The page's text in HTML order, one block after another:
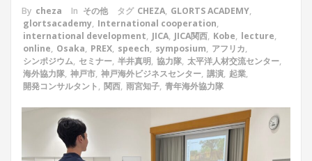
By cheza In その他 タグ CHEZA, GLORTS ACADEMY,
glortsacademy, International cooperation,
international development, JICA, JICA関西, Kobe, lecture,
online, Osaka, PREX, speech, symposium, アフリカ,
シンポジウム, セミナー, 半井真明, 協力隊, 太平洋人材交流センター,
海外協力隊, 神戸市, 神戸海外ビジネスセンター, 講演, 起業,
開発コンサルタント, 関西, 雨宮知子, 青年海外協力隊